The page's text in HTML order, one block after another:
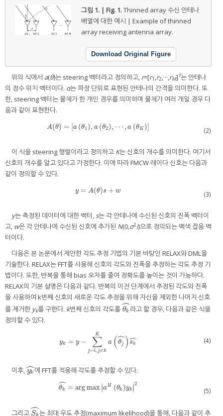
그림 1. | Fig. 1.Thinned array 수신 안테나
배열에 대한 예시 | Example of thinned
array receiving antenna array.
Download Original Figure
위의 식에서 a(θ)는 steering 벡터라고 정의하고, r=[r1 ,r2,···,rM]T는 안테나
의 정수 위치 벡터이다. α는 파장 단위로 표현된 안테나의 간격을 의미한다. 또
한, steering 벡터는 물체가 한 개인 경우를 의미하며 물체가 여러 개일 경우 다
음과 같이 표현한다.
A(θ) = [a (θ1), a (θ2), ⋯ , a (θK )]
A (θ)=a θ1,aθ2,⋯ ,aθ K (2)
이 식을 steering 행렬이라고 정의하고 K는 신호의 개수를 의미한다. 여기서
신호의 개수를 알고 있다고 가정한다. 이에 따라 FMCW 레이다 신호는 다음과
같이 정의할 수 있다.
y = A(θ)s + w
y =A(θ)s+ w (3)
y는 측정된 데이터에 대한 벡터,s는 각 안테나에 수신된 신호의 진폭 벡터이
고, w은 각 안테나에 수신된 신호에 추가된 N(0,σ2Ι)으로 정의되는 백색 잡음 벡
터이다.
다음은 본 논문에서 제안한 각도 추정 기법의 기본 바탕인 RELAX와 DML을
기술한다. RELAX는 FFT를 사용해 신호의 각도와 진폭을 추정하는 각도 추정 기
법이다. 또한, 반복을 통해 bias 오차를 줄여 정확도를 높이는 것이 가능하다.
RELAX의 기본 설명은 다음과 같다. 반복의 이전 단계에서 추정된 각도와 진폭
을 사용하여 k번째 신호의 새로운 각도 추정을 위해 자신을 제외한 나머지 신호
를 제거한 yk를 구한다. k번째 신호의 각도를 θk
ˆ
θk^
라고 할 경우, 다음과 같은 식을
정의할 수 있다.
yk = y − ∑
j=1, j≠k
K
a (θj
ˆ) sk
ˆ
yk=y−∑ 1,j≠ k aθj ^sk ^ (4)
이후, yk
ˆ
yk^에 FFT를 적용해 각도를 추정할 수 있다.
θk
ˆ = argmax∣∣aH (θk )yk ∣2
θk^=argmaxaHθkyk2 (5)
그리고 S
ˆ
Sk^는 최대 우도 추정(maximum likelihood)을 통해, 다음과 같이 추